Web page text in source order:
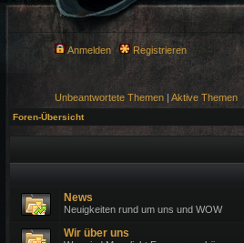
Anmelden Registrieren
Unbeantwortete Themen | Aktive Themen
Foren-Übersicht
News
Neuigkeiten rund um uns und WOW
Wir über uns